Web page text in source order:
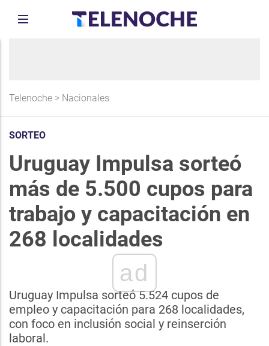
Telenoche > Nacionales
SORTEO
Uruguay Impulsa sorteó
más de 5.500 cupos para
trabajo y capacitación en
268 localidades
ad
Uruguay Impulsa sorteó 5.524 cupos de
empleo y capacitación para 268 localidades,
con foco en inclusión social y reinserción
laboral.